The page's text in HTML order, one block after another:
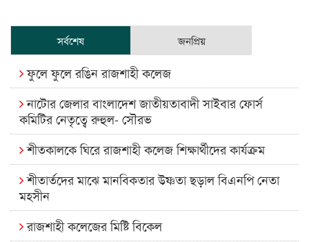
সর্বশেষ জনপ্রিয়
ফুলে ফুলে রঙিন রাজশাহী কলেজ
নাটোর জেলার বাংলাদেশ জাতীয়তাবাদী সাইবার ফোর্স
কমিটির নেতৃত্বে রুহুল- সৌরভ
শীতকালকে ঘিরে রাজশাহী কলেজ শিক্ষার্থীদের কার্যক্রম
শীতার্তদের মাঝে মানবিকতার উষ্ণতা ছড়াল বিএনপি নেতা
মহসীন
রাজশাহী কলেজের মিষ্টি বিকেল